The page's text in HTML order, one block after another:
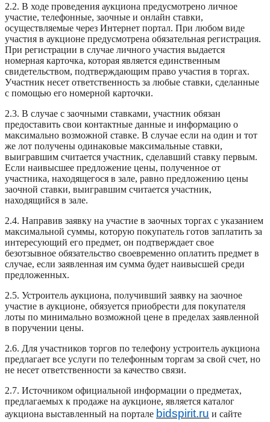
2.2. В ходе проведения аукциона предусмотрено личное
участие, телефонные, заочные и онлайн ставки,
осуществляемые через Интернет портал. При любом виде
участия в аукционе предусмотрена обязательная регистрация.
При регистрации в случае личного участия выдается
номерная карточка, которая является единственным
свидетельством, подтверждающим право участия в торгах.
Участник несет ответственность за любые ставки, сделанные
с помощью его номерной карточки.
2.3. В случае с заочными ставками, участник обязан
предоставить свои контактные данные и информацию о
максимально возможной ставке. В случае если на один и тот
же лот получены одинаковые максимальные ставки,
выигравшим считается участник, сделавший ставку первым.
Если наивысшее предложение цены, полученное от
участника, находящегося в зале, равно предложению цены
заочной ставки, выигравшим считается участник,
находящийся в зале.
2.4. Направив заявку на участие в заочных торгах с указанием
максимальной суммы, которую покупатель готов заплатить за
интересующий его предмет, он подтверждает свое
безотзывное обязательство своевременно оплатить предмет в
случае, если заявленная им сумма будет наивысшей среди
предложенных.
2.5. Устроитель аукциона, получивший заявку на заочное
участие в аукционе, обязуется приобрести для покупателя
лоты по минимально возможной цене в пределах заявленной
в поручении цены.
2.6. Для участников торгов по телефону устроитель аукциона
предлагает все услуги по телефонным торгам за свой счет, но
не несет ответственности за качество связи.
2.7. Источником официальной информации о предметах,
предлагаемых к продаже на аукционе, является каталог
аукциона выставленный на портале bidspirit.ru и сайте